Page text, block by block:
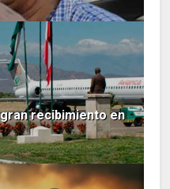
recibimiento en